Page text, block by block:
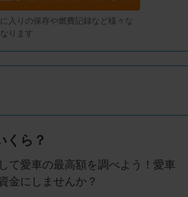
入りの保存や燃費記録など様々な
ります
くら？
て愛車の最高額を調べよう！愛車
金にしませんか？